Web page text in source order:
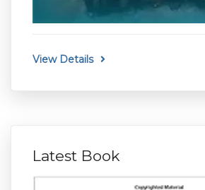
View Details
Latest Book